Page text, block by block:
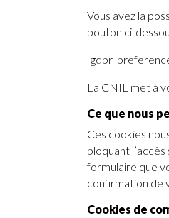
Vous avez la
bouton ci-
La CNIL met à
Ce que nous
Ces cookies
bloquant
formulaire que
confirmation de
Cookies de